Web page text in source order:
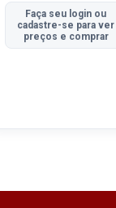
Faça seu login ou
cadastre-se para ver
preços e comprar